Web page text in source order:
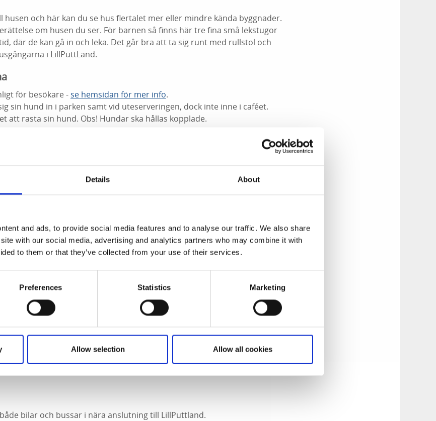
Details About
and ads, to provide social media features and to analyse our traffic. We also share
with our social media, advertising and analytics partners who may combine it with
to them or that they’ve collected from your use of their services.
Preferences Statistics Marketing
Allow selection Allow all cookies
husen och här kan du se hus flertalet mer eller mindre kända byggnader.
om husen du ser. För barnen så finns här tre fina små lekstugor
där de kan gå in och leka. Det går bra att ta sig runt med rullstol och
i LillPuttLand.
för besökare - se hemsidan för mer info.
sin hund in i parken samt vid uteserveringen, dock inte inne i caféet.
att rasta sin hund. Obs! Hundar ska hållas kopplade.
serveringen
några kilometer norr om Hudene mot Kulelida vilket är ca 4 km. Håll
står Tostared.
så står det skyltat LillPuttLand.
sommaren 2026
ni är en grupp eller bussresa som vill boka in ett besök.
bilar och bussar i nära anslutning till LillPuttland.